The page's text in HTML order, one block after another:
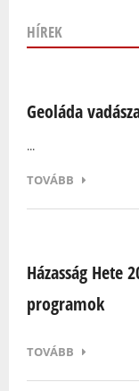
HÍREK
Geoláda
...
TOVÁBB
Házasság Hete
programok
TOVÁBB